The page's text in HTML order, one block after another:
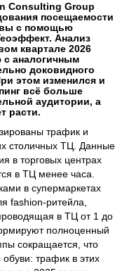
Consulting Group
посещаемости
с помощью
Анализ
квартале 2026
с аналогичным
доковидного
этом изменился и
всё больше
аудитории, а
расти.
трафик и
столичных ТЦ. Данные
в торговых центрах
в ТЦ менее часа.
в супермаркетах
fashion-ритейла,
в ТЦ от 1 до
полноценный
сокращается, что
трафик в этих